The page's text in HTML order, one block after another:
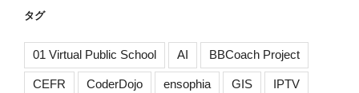
タグ
01 Virtual Public School AI BBCoach Project
CEFR CoderDojo ensophia GIS IPTV